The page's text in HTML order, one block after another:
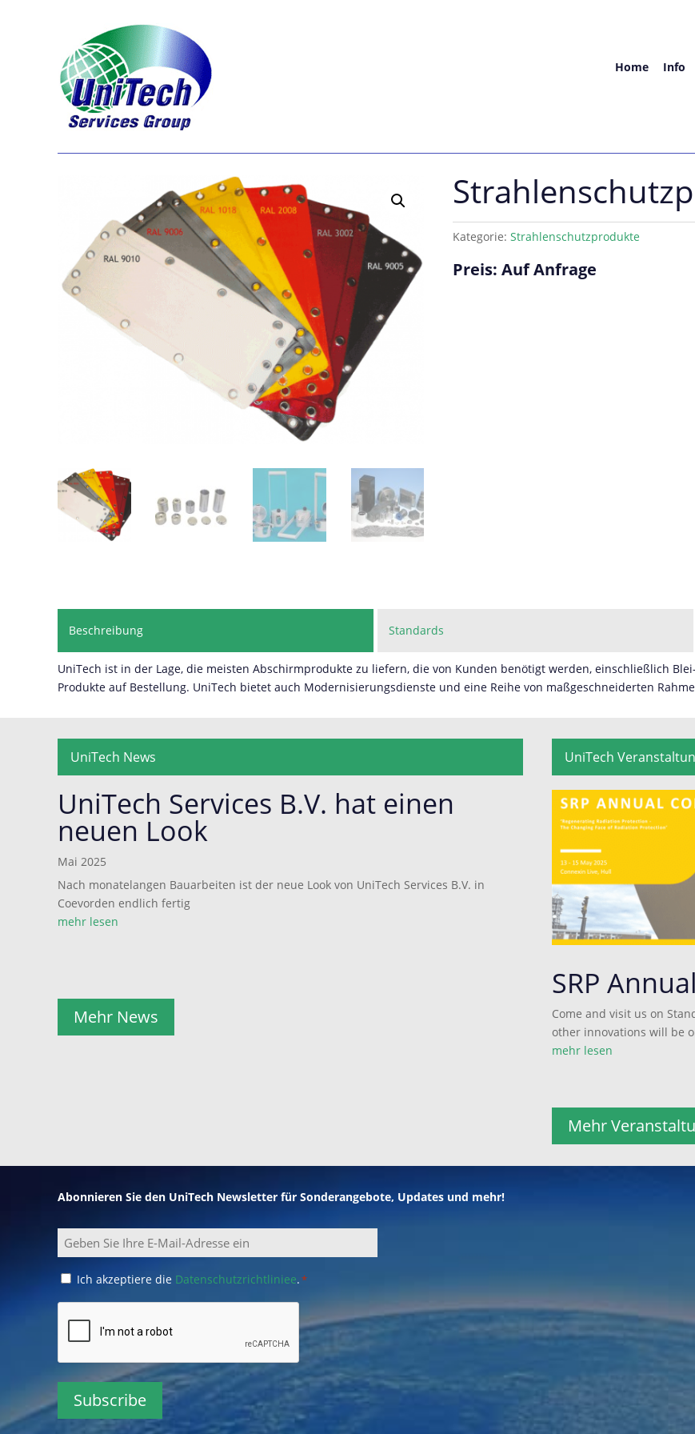
Home Info
Kategorie:Strahlenschutzprodukte
Preis: Auf Anfrage
Beschreibung Standards
UniTech ist in der Lage, die meisten Abschirmprodukte zu liefern, die von Kunden benötigt werden, einschließlich
Produkte auf Bestellung. UniTech bietet auch Modernisierungsdienste und eine Reihe von maßgeschneiderten
UniTech News
UniTech Services B.V. hat einen
neuen Look
Mai 2025
Nach monatelangen Bauarbeiten ist der neue Look von UniTech Services B.V. in
Coevorden endlich fertig
mehr lesen
Mehr News
UniTech
SRP
Come and visit us on
other innovations will be
mehr lesen
Mehr
Abonnieren Sie den UniTech Newsletter für Sonderangebote, Updates und mehr!
Email
Consent
Ich akzeptiere die Datenschutzrichtliniee.*
CAPTCHA